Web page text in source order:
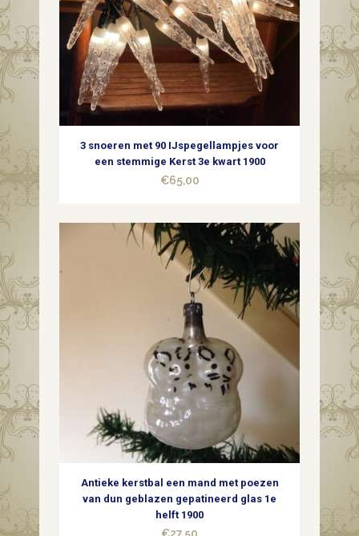
3 snoeren met 90 IJspegellampjes voor
een stemmige Kerst 3e kwart 1900
€65,00
Antieke kerstbal een mand met poezen
van dun geblazen gepatineerd glas 1e
helft 1900